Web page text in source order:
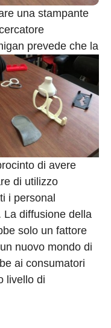
una stampante
prevede che la
di avere
di utilizzo
i personal
diffusione della
solo un fattore
nuovo mondo di
ai consumatori
livello di